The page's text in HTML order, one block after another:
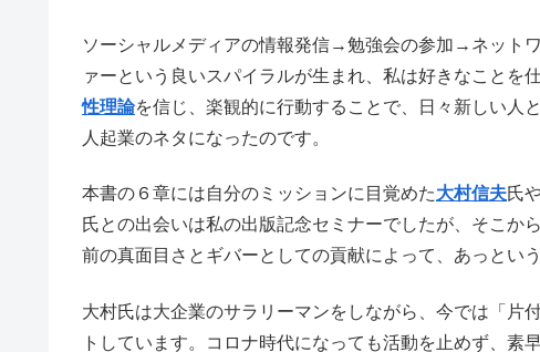
ソーシャルメディアの情報発信→勉強会の参加→ネッ
ァーという良いスパイラルが生まれ、私は好きなことを
性理論を信じ、楽観的に行動することで、日々新しい人
人起業のネタになったのです。
本書の６章には自分のミッションに目覚めた大村信夫氏
氏との出会いは私の出版記念セミナーでしたが、そこか
前の真面目さとギバーとしての貢献によって、あっとい
大村氏は大企業のサラリーマンをしながら、今では「片
トしています。コロナ時代になっても活動を止めず、